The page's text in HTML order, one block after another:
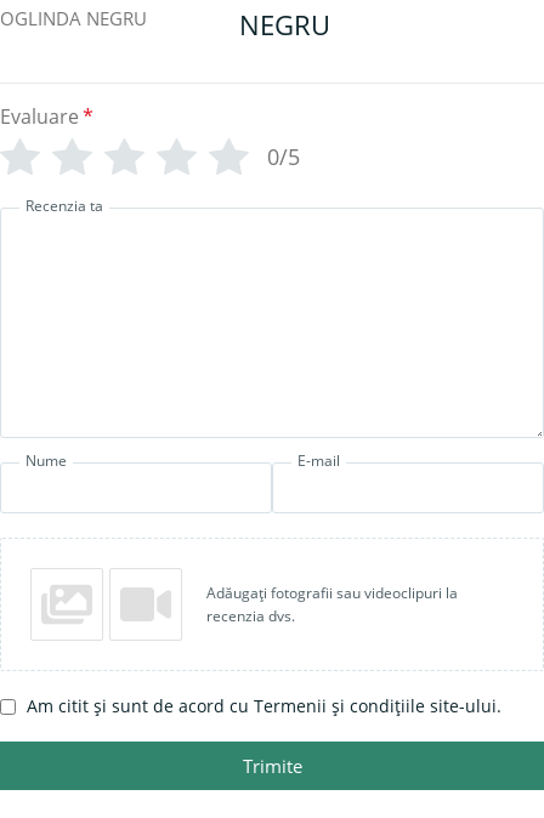
NEGRU
Evaluare*
0/5
Recenzia ta
Nume E-mail
Adăugați fotografii sau videoclipuri la
recenzia dvs.
Am citit și sunt de acord cu Termenii și condițiile site-ului.
Trimite